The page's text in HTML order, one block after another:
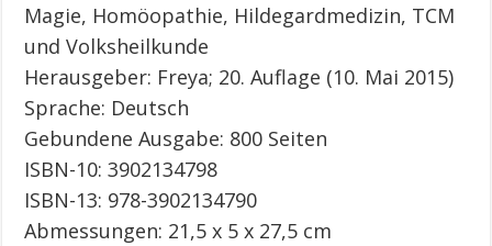
Magie, Homöopathie, Hildegardmedizin, TCM
und Volksheilkunde
Herausgeber: Freya; 20. Auflage (10. Mai 2015)
Sprache: Deutsch
Gebundene Ausgabe: 800 Seiten
ISBN-10: 3902134798
ISBN-13: 978-3902134790
Abmessungen: 21,5 x 5 x 27,5 cm